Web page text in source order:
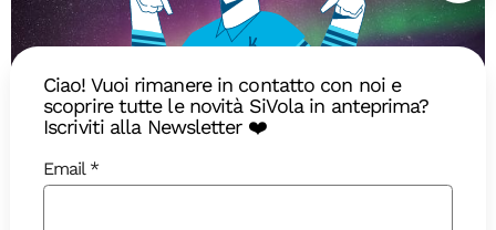
Diari di Viaggio
Ciao! Vuoi rimanere in contatto con noi e
scoprire tutte le novità SiVola in anteprima?
Iscriviti alla Newsletter ❤️
Email